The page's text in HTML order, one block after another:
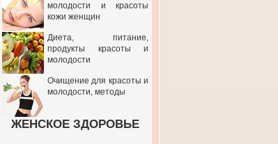
молодости и красоты
кожи женщин
Диета, питание,
продукты красоты и
молодости
Очищение для красоты и
молодости, методы
ЖЕНСКОЕ ЗДОРОВЬЕ